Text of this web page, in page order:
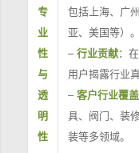
专
业
性
与
透
明
性
包括上海、广
亚、美国等）。
–行业贡献：
用户揭露行业
–客户行业覆盖
具、阀门、装
装等多领域。